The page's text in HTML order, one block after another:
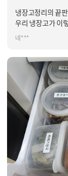
냉장고정리의 끝
우리 냉장고가 이
덜해요 2년전에
했어요~정리 해
그리고 뚜껑도 따
참!식세기에 뚜
참고하세요~^^
네***